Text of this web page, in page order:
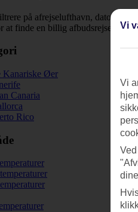
på afrejselufthavn, dato,
at finde en billig afbudsrejse og
Kanariske Øer
Canaria
Rico
Vi
Vi